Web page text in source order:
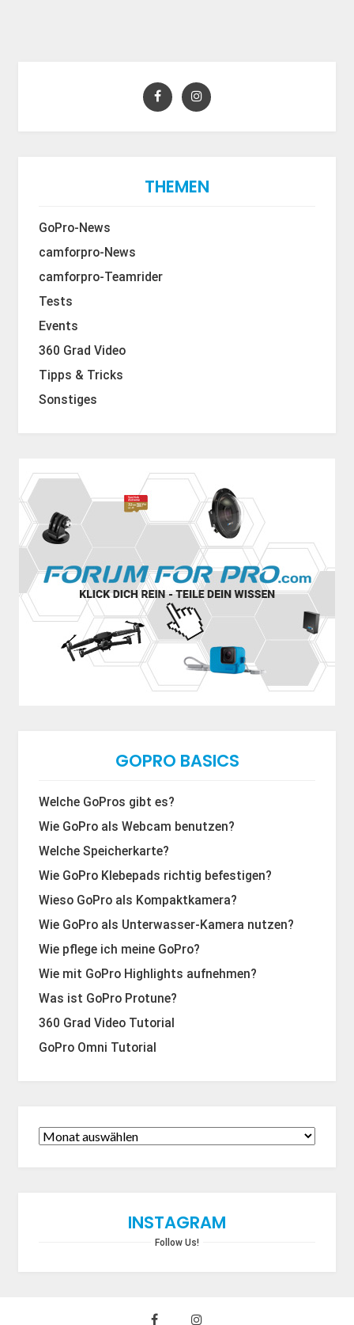
THEMEN
GoPro-News
camforpro-News
camforpro-Teamrider
Tests
Events
360 Grad Video
Tipps & Tricks
Sonstiges
GOPRO BASICS
Welche GoPros gibt es?
Wie GoPro als Webcam benutzen?
Welche Speicherkarte?
Wie GoPro Klebepads richtig befestigen?
Wieso GoPro als Kompaktkamera?
Wie GoPro als Unterwasser-Kamera nutzen?
Wie pflege ich meine GoPro?
Wie mit GoPro Highlights aufnehmen?
Was ist GoPro Protune?
360 Grad Video Tutorial
GoPro Omni Tutorial
INSTAGRAM
Follow Us!